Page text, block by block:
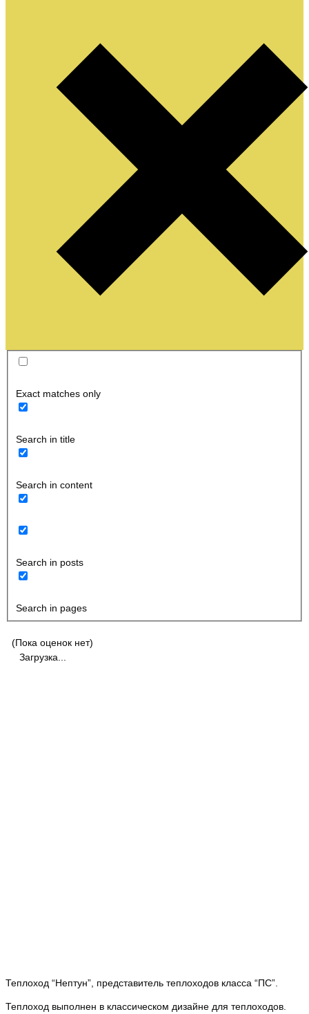
Exact matches only
Search in title
Search in content
Search in posts
Search in pages
(Пока оценок нет)
Загрузка...
Теплоход “Нептун”, представитель теплоходов класса “ПС”.
Теплоход выполнен в классическом дизайне для теплоходов.